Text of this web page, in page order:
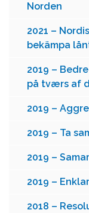
Norden
2021 –
bekämpa
2019 –
på tværs af
2019 –
2019 – Ta
2019 –
2019 –
2018 –